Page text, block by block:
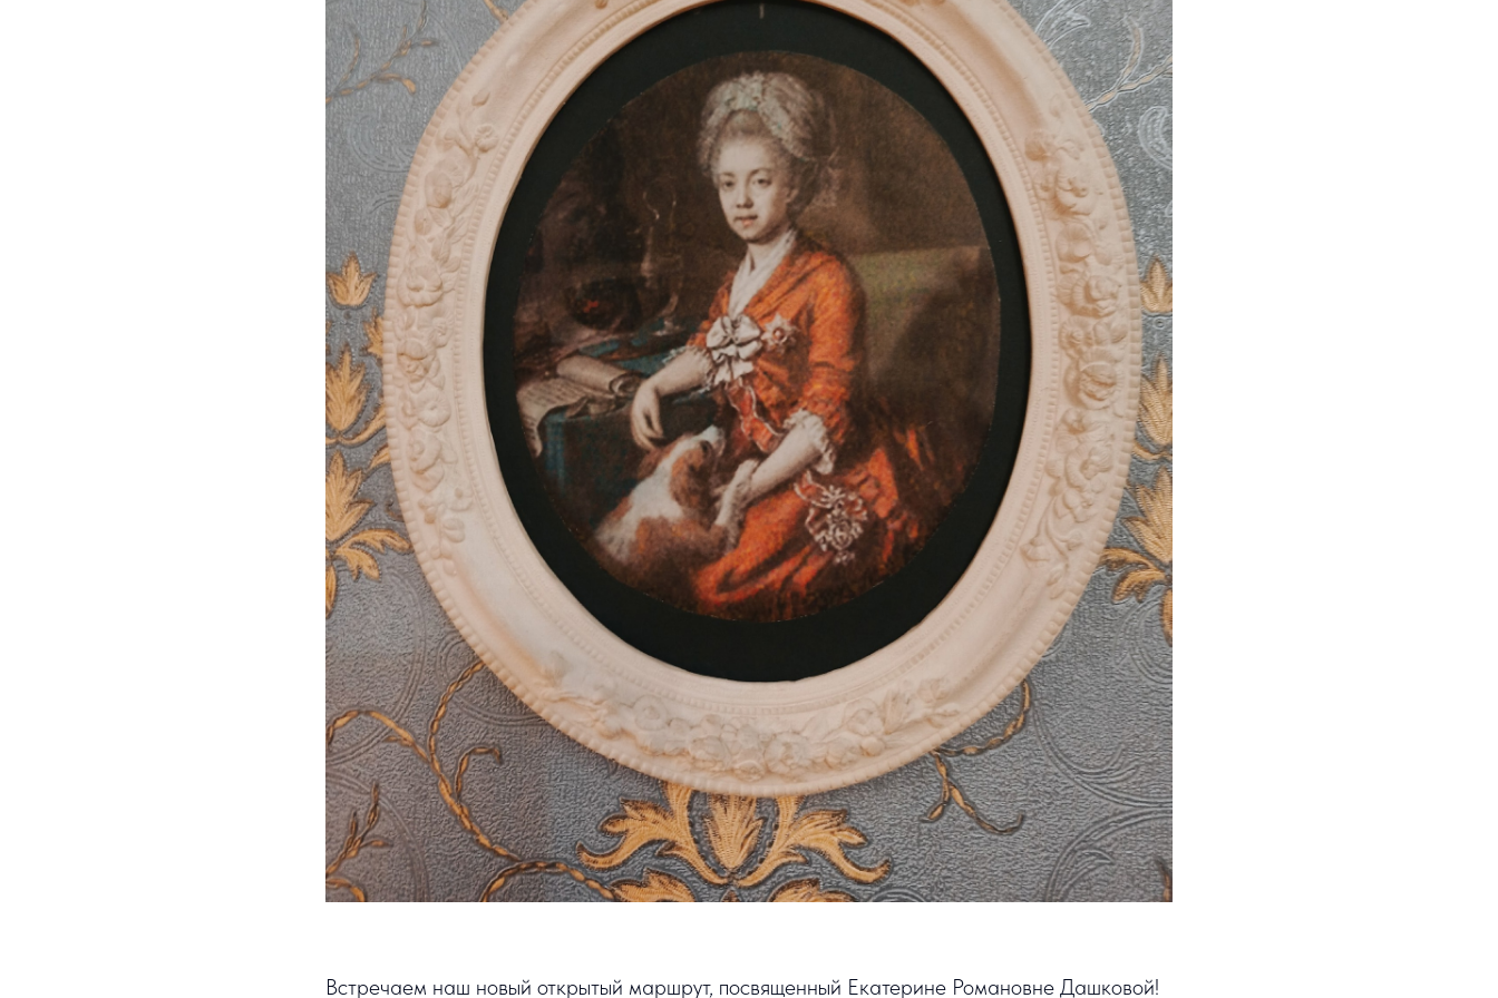
Встречаем наш новый открытый маршрут, посвященный Екатерине Романовне Дашковой!